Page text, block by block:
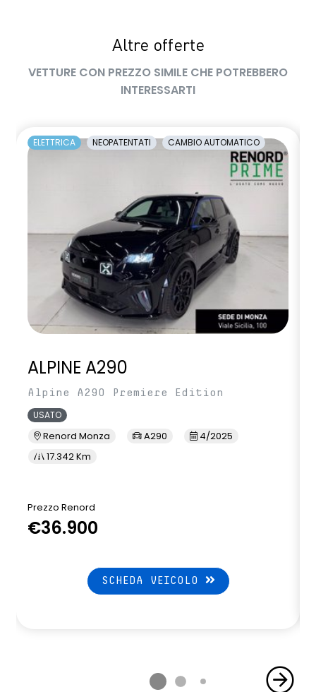
Altre offerte
VETTURE CON PREZZO SIMILE CHE POTREBBERO
INTERESSARTI
ELETTRICA NEOPATENTATI CAMBIO AUTOMATICO
ALPINE A290
Alpine A290 Premiere Edition
USATO
Renord Monza A290
4/2025
17.342 Km
Prezzo Renord
€36.900
SCHEDA VEICOLO